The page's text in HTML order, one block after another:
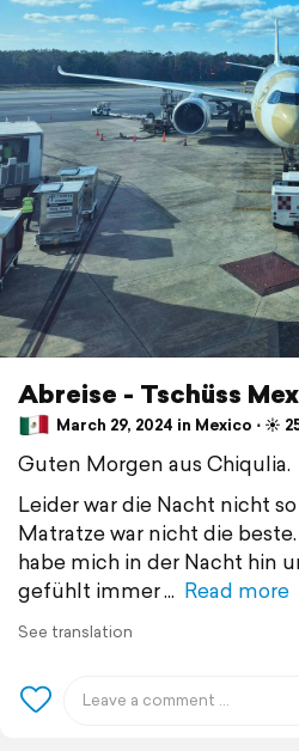
Abreise - Tschüss
March 29, 2024 in Mexico ⋅ ☀️
Guten Morgen aus Chiqulia.
Leider war die Nacht nicht
Matratze war nicht die
habe mich in der Nacht hin
gefühlt immer
Read more
See translation